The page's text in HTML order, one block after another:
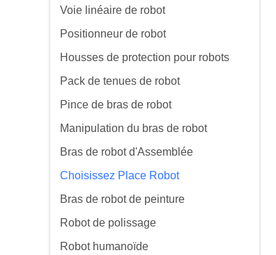
Voie linéaire de robot
Positionneur de robot
Housses de protection pour robots
Pack de tenues de robot
Pince de bras de robot
Manipulation du bras de robot
Bras de robot d'Assemblée
Choisissez Place Robot
Bras de robot de peinture
Robot de polissage
Robot humanoïde